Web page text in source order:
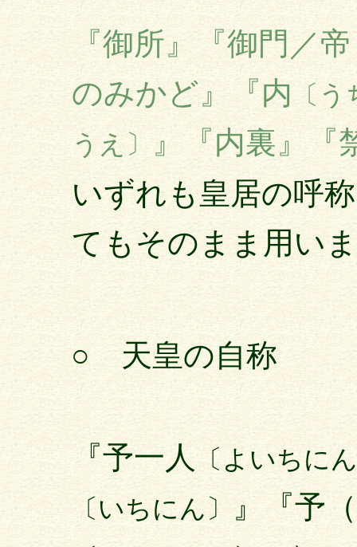
『御所』『御門／帝
のみかど』『内〔う
うえ〕』『内裏』『
いずれも皇居の呼
てもそのまま用い
○ 天皇の自称
『予一人〔よいちに
〔いちにん〕 』『予